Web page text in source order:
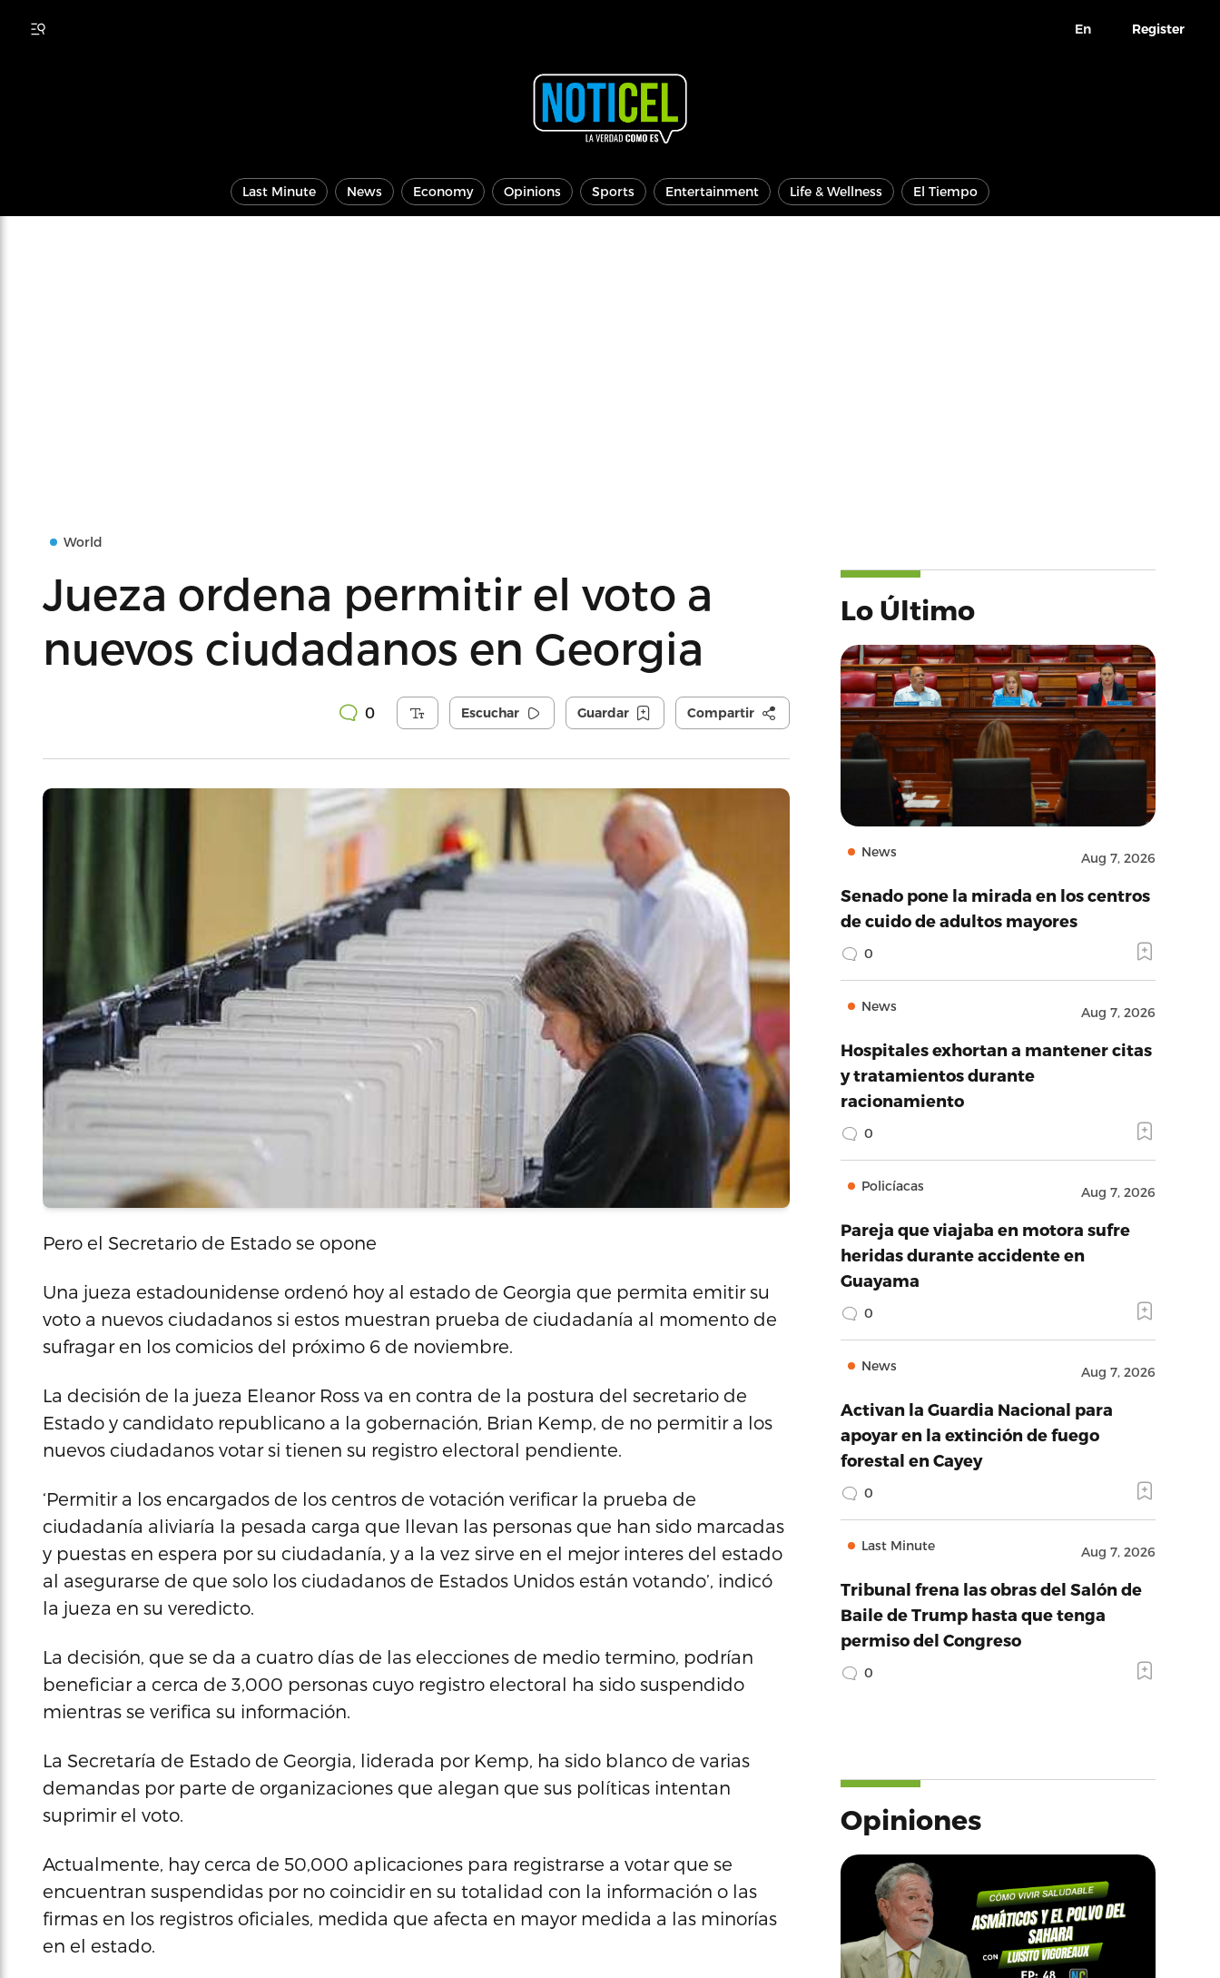
En Register
Last Minute News Economy Opinions Sports Entertainment Life & Wellness El Tiempo
World
Jueza ordena permitir el voto a
nuevos ciudadanos en Georgia
0 Escuchar Guardar Compartir
Pero el Secretario de Estado se opone
Una jueza estadounidense ordenó hoy al estado de Georgia que permita emitir su
voto a nuevos ciudadanos si estos muestran prueba de ciudadanía al momento de
sufragar en los comicios del próximo 6 de noviembre.
La decisión de la jueza Eleanor Ross va en contra de la postura del secretario de
Estado y candidato republicano a la gobernación, Brian Kemp, de no permitir a los
nuevos ciudadanos votar si tienen su registro electoral pendiente.
‘Permitir a los encargados de los centros de votación verificar la prueba de
ciudadanía aliviaría la pesada carga que llevan las personas que han sido marcadas
y puestas en espera por su ciudadanía, y a la vez sirve en el mejor interes del estado
al asegurarse de que solo los ciudadanos de Estados Unidos están votando’, indicó
la jueza en su veredicto.
La decisión, que se da a cuatro días de las elecciones de medio termino, podrían
beneficiar a cerca de 3,000 personas cuyo registro electoral ha sido suspendido
mientras se verifica su información.
La Secretaría de Estado de Georgia, liderada por Kemp, ha sido blanco de varias
demandas por parte de organizaciones que alegan que sus políticas intentan
suprimir el voto.
Actualmente, hay cerca de 50,000 aplicaciones para registrarse a votar que se
encuentran suspendidas por no coincidir en su totalidad con la información o las
firmas en los registros oficiales, medida que afecta en mayor medida a las minorías
en el estado.
Lo Último
News Aug 7, 2026
Senado pone la mirada en los centros
de cuido de adultos mayores
0
News Aug 7, 2026
Hospitales exhortan a mantener citas
y tratamientos durante
racionamiento
0
Policíacas Aug 7, 2026
Pareja que viajaba en motora sufre
heridas durante accidente en
Guayama
0
News Aug 7, 2026
Activan la Guardia Nacional para
apoyar en la extinción de fuego
forestal en Cayey
0
Last Minute Aug 7, 2026
Tribunal frena las obras del Salón de
Baile de Trump hasta que tenga
permiso del Congreso
0
Opiniones